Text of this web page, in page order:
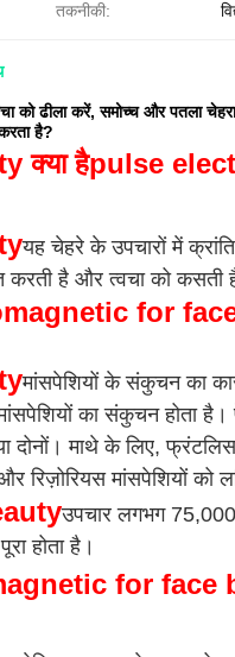
तकनीकी:
ढीला करें, समोच्च और पतला चेहरा
है?
क्या हैpulse
यह चेहरे के उपचारों में
है और त्वचा को
for
मांसपेशियों के संकुचन का
का संकुचन होता
दोनों। माथे के लिए,
रिज़ोरियस मांसपेशियों को
उपचार लगभग 75,000
होता है।
for face